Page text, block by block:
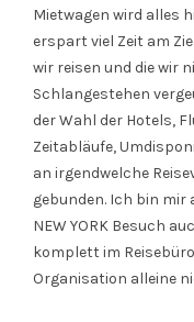
Mietwagen wird alles
erspart viel Zeit am
wir reisen und die wir
Schlangestehen
der Wahl der Hotels,
Zeitabläufe,
an irgendwelche
gebunden. Ich bin mir
NEW YORK Besuch
komplett im
Organisation alleine